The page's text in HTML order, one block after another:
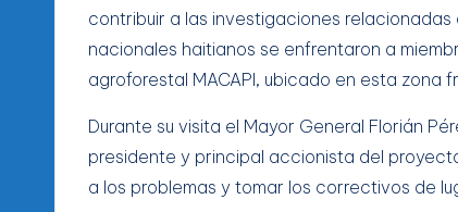
contribuir a las investigaciones
nacionales haitianos se enfrentaron a
agroforestal MACAPI, ubicado en esta zona
Durante su visita el Mayor General Florián
presidente y principal accionista del
a los problemas y tomar los correctivos de